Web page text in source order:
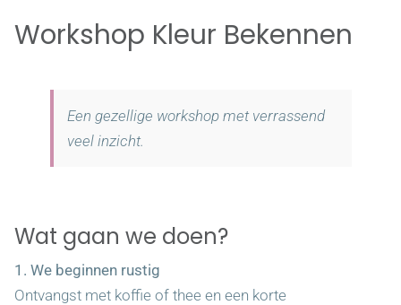
Agenda
Contact
Workshop Kleur Bekennen
Een gezellige workshop met verrassend
veel inzicht.
Wat gaan we doen?
1. We beginnen rustig
Ontvangst met koffie of thee en een korte